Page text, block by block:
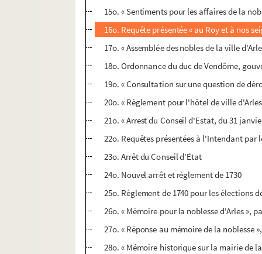
15o. « Sentiments pour les affaires de la
16o. Requête présentée « au Roy et à nos
17o. « Assemblée des nobles de la ville
18o. Ordonnance du duc de Vendôme,
19o. « Consultation sur une question de
20o. « Règlement pour l'hôtel de ville
21o. « Arrest du Conseil d'Estat, du 31
22o. Requêtes présentées à l'Intendant
23o. Arrêt du Conseil d'État
24o. Nouvel arrêt et règlement de 1730
25o. Règlement de 1740 pour les élections
26o. « Mémoire pour la noblesse d'Arles »,
27o. « Réponse au mémoire de la noblesse
28o. « Mémoire historique sur la mairie de